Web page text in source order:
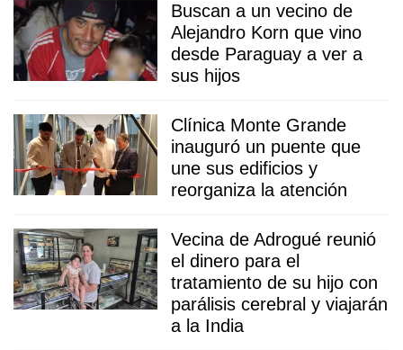
Buscan a un vecino de
Alejandro Korn que vino
desde Paraguay a ver a
sus hijos
Clínica Monte Grande
inauguró un puente que
une sus edificios y
reorganiza la atención
Vecina de Adrogué reunió
el dinero para el
tratamiento de su hijo con
parálisis cerebral y viajarán
a la India